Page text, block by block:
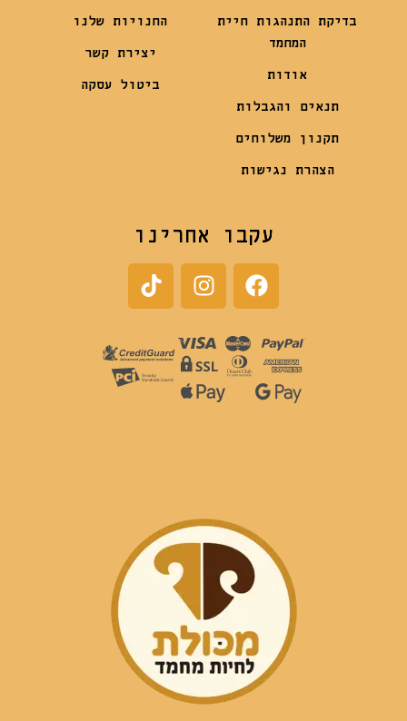
בדיקת התנהגות חיית
המחמד
אודות
תנאים והגבלות
תקנון משלוחים
הצהרת נגישות
החנויות שלנו
יצירת קשר
ביטול עסקה
עקבו אחרינו